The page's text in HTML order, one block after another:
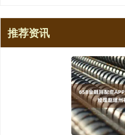
推荐资讯